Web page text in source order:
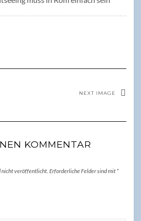
NEXT IMAGE
KOMMENTAR
veröffentlicht. Erforderliche Felder sind mit *